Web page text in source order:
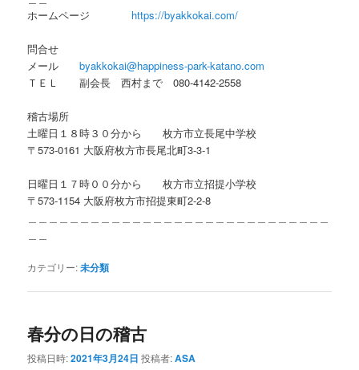
ホームページ https://byakkokai.com/
問合せ
メールbyakkokai@happiness-park-katano.com
ＴＥＬ 副会長 西村まで 080-4142-2558
稽古場所
土曜日１８時３０分から 枚方市立長尾中学校
〒573-0161 大阪府枚方市長尾北町3-3-1
日曜日１７時００分から 枚方市立招提小学校
〒573-1154 大阪府枚方市招提東町2-2-8
カテゴリー:未分類
春分の日の稽古
投稿日時:2021年3月24日 投稿者:ASA